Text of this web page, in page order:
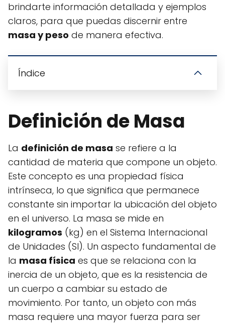
brindarte información detallada y ejemplos
claros, para que puedas discernir entre
masa y peso de manera efectiva.
Índice
Definición de Masa
La definición de masa se refiere a la
cantidad de materia que compone un objeto.
Este concepto es una propiedad física
intrínseca, lo que significa que permanece
constante sin importar la ubicación del objeto
en el universo. La masa se mide en
kilogramos (kg) en el Sistema Internacional
de Unidades (SI). Un aspecto fundamental de
la masa física es que se relaciona con la
inercia de un objeto, que es la resistencia de
un cuerpo a cambiar su estado de
movimiento. Por tanto, un objeto con más
masa requiere una mayor fuerza para ser